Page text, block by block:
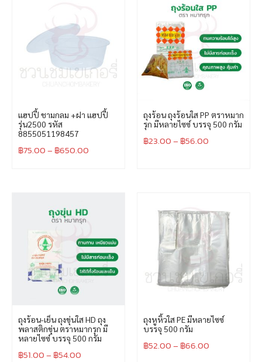
แฮปปี้ ชามกลม +ฝา แฮปปี้
รุ่น2500 รหัส
8855051198457
฿75.00– ฿650.00
ถุงร้อน ถุงร้อนใส PP ตราหมาก
รุก มีหลายไซซ์ บรรจุ 500 กรัม
฿23.00– ฿56.00
ถุงร้อน-เย็น ถุงขุ่นใส HD ถุง
พลาสติกขุ่น ตราหมากรุก มี
หลายไซซ์ บรรจุ 500 กรัม
฿51.00– ฿54.00
ถุงหูหิ้วใส PE มีหลายไซซ์
บรรจุ 500 กรัม
฿52.00– ฿66.00